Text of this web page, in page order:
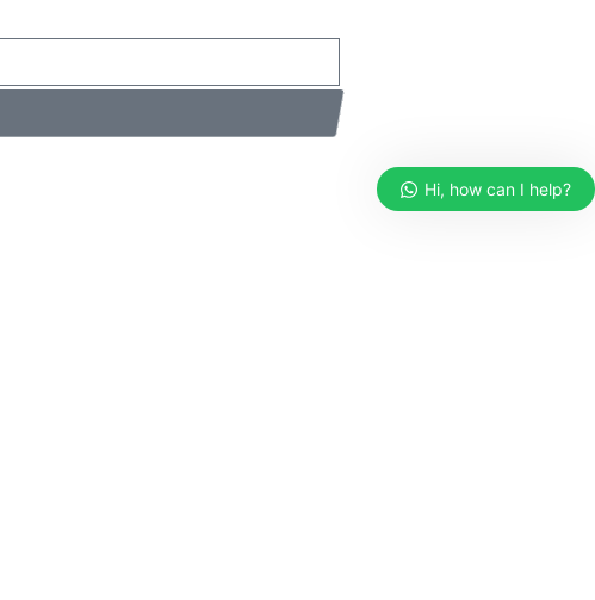
Hi, how can I help?